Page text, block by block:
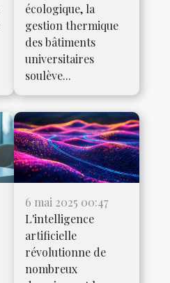
écologique, la
gestion thermique
des bâtiments
universitaires
soulève...
6 mai 2025 00:47
L'intelligence
artificielle
révolutionne de
nombreux